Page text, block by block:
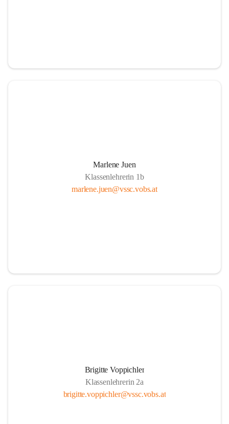
Marlene Juen
Klassenlehrerin 1b
marlene.juen@vssc.vobs.at
Brigitte Voppichler
Klassenlehrerin 2a
brigitte.voppichler@vssc.vobs.at